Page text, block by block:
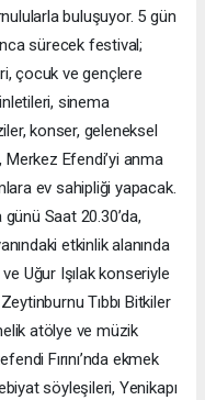
buluşuyor. 5 gün
sürecek festival;
çocuk ve gençlere
sinema
konser, geleneksel
Merkez Efendi’yi anma
ev sahipliği yapacak.
Saat 20.30’da,
etkinlik alanında
Uğur Işılak konseriyle
Tıbbı Bitkiler
atölye ve müzik
Fırını’nda ekmek
söyleşileri, Yenikapı